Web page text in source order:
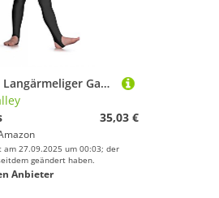
Roch Valley Langärmeliger Ganzanzug aus Lycra, Schwarz, 11-13 Jahre
35,03 €
27.09.2025 um 00:03; der
geändert haben.
Anbieter